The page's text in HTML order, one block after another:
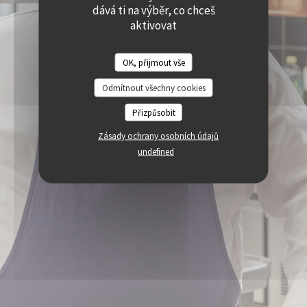
dává ti na výběr, co chceš
aktivovat
OK, přijmout vše
Odmítnout všechny cookies
Přizpůsobit
Zásady ochrany osobních údajů
undefined
PRISTUPNOST
((OTEVŘE SE V NOVÉM OKNĚ))